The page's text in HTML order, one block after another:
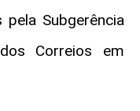
pela Subgerência
Correios em